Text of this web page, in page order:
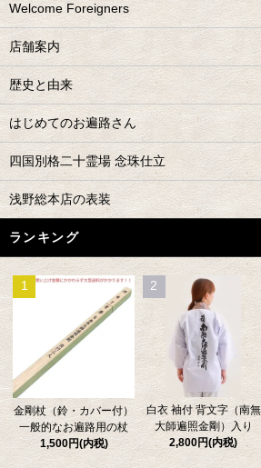
Welcome Foreigners
店舗案内
歴史と由来
はじめてのお遍路さん
四国別格二十霊場 念珠仕立
浅野総本店の表装
ランキング
1
金剛杖（鈴・カバー付）
一般的なお遍路用の杖
1,500円(内税)
2
白衣 袖付 背文字（南無
大師遍照金剛）入り
2,800円(内税)